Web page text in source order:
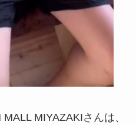
MIYAZAKIさんは、